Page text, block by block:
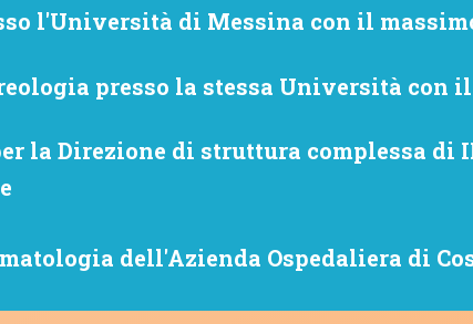
l'Università di Messina con il
presso la stessa Università con
la Direzione di struttura complessa
dell'Azienda Ospedaliera di